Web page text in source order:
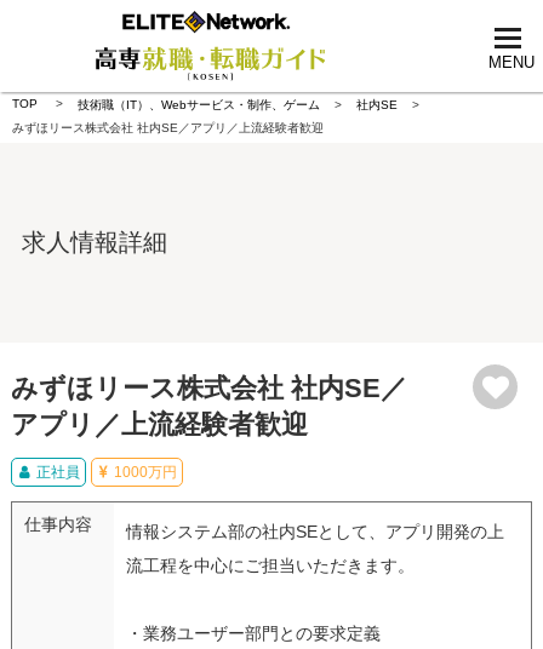
MENU
TOP 技術職（IT）、Webサービス・制作、ゲーム
社内SE
みずほリース株式会社 社内SE／アプリ／上流経験者歓迎
求人情報詳細
みずほリース株式会社 社内SE／
アプリ／上流経験者歓迎
正社員 1000万円
仕事内容
情報システム部の社内SEとして、アプリ開発の上
流工程を中心にご担当いただきます。
・業務ユーザー部門との要求定義